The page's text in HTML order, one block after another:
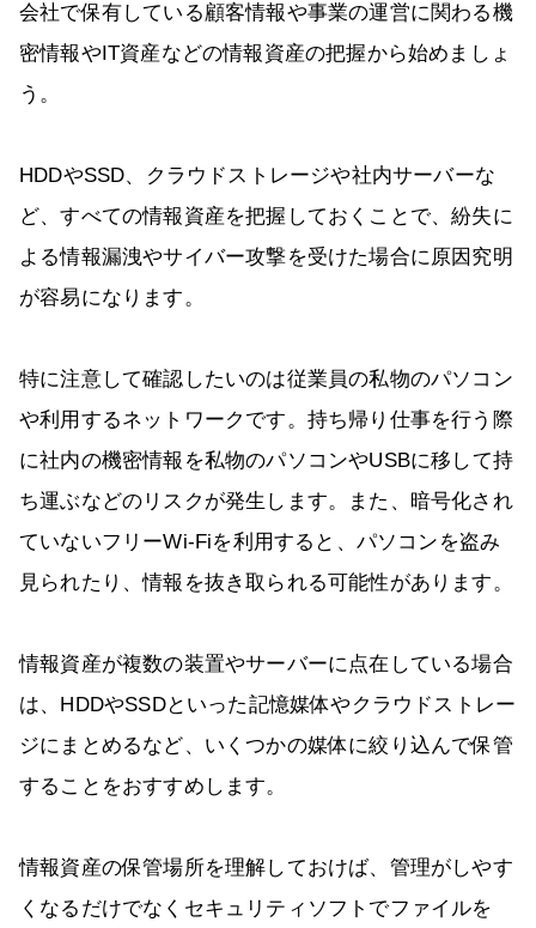
会社で保有している顧客情報や事業の運営に関わる機
密情報やIT資産などの情報資産の把握から始めましょ
う。
HDDやSSD、クラウドストレージや社内サーバーな
ど、すべての情報資産を把握しておくことで、紛失に
よる情報漏洩やサイバー攻撃を受けた場合に原因究明
が容易になります。
特に注意して確認したいのは従業員の私物のパソコン
や利用するネットワークです。持ち帰り仕事を行う際
に社内の機密情報を私物のパソコンやUSBに移して持
ち運ぶなどのリスクが発生します。また、暗号化され
ていないフリーWi-Fiを利用すると、パソコンを盗み
見られたり、情報を抜き取られる可能性があります。
情報資産が複数の装置やサーバーに点在している場合
は、HDDやSSDといった記憶媒体やクラウドストレー
ジにまとめるなど、いくつかの媒体に絞り込んで保管
することをおすすめします。
情報資産の保管場所を理解しておけば、管理がしやす
くなるだけでなくセキュリティソフトでファイルを